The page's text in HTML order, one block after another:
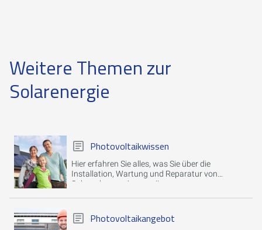
Weitere Themen zur
Solarenergie
Photovoltaikwissen
Hier erfahren Sie alles, was Sie über die
Installation, Wartung und Reparatur von
Solaranlagen wissen müssen.
Photovoltaikangebot